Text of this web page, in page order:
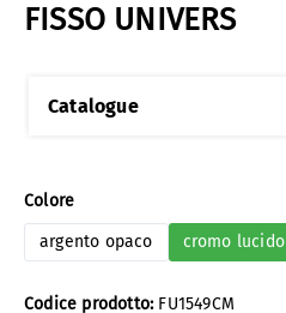
FISSO UNIVERS
Catalogue
Codice prodotto: FU1549CM
Seleziona
Colore
argento opaco
cromo lucido